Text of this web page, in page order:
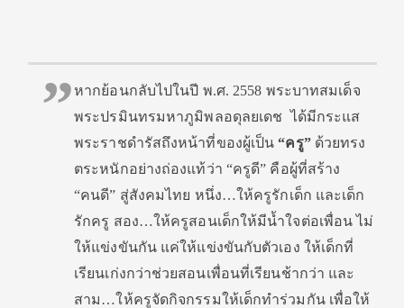
หากย้อนกลับไปในปี พ.ศ. 2558 พระบาทสมเด็จ
พระปรมินทรมหาภูมิพลอดุลยเดช ได้มีกระแส
พระราชดำรัสถึงหน้าที่ของผู้เป็น“ครู” ด้วยทรง
ตระหนักอย่างถ่องแท้ว่า “ครูดี” คือผู้ที่สร้าง
“คนดี” สู่สังคมไทย หนึ่ง…ให้ครูรักเด็ก และเด็ก
รักครู สอง…ให้ครูสอนเด็กให้มีน้ำใจต่อเพื่อน ไม่
ให้แข่งขันกัน แค่ให้แข่งขันกับตัวเอง ให้เด็กที่
เรียนเก่งกว่าช่วยสอนเพื่อนที่เรียนช้ากว่า และ
สาม…ให้ครูจัดกิจกรรมให้เด็กทำร่วมกัน เพื่อให้